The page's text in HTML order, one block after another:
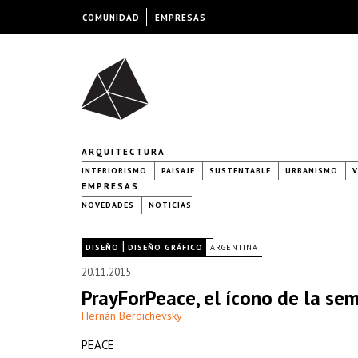
ARQUITECTURA
INTERIORISMO PAISAJE SUSTENTABLE URBANISMO
EMPRESAS
NOVEDADES NOTICIAS
DISEÑO | DISEÑO GRÁFICO ARGENTINA
20.11.2015
PrayForPeace, el ícono de la
Hernán Berdichevsky
PEACE
COMUNIDAD EMPRESAS